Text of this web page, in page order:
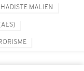
MALIEN